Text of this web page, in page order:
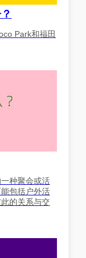
Park和福田
种聚会或活
包括户外活
的关系与交